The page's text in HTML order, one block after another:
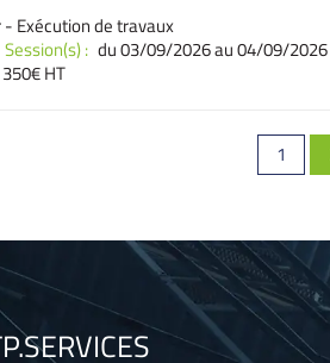
- Exécution de travaux
Session(s) : du 03/09/2026au 04/09/2026
350€ HT
Page
1